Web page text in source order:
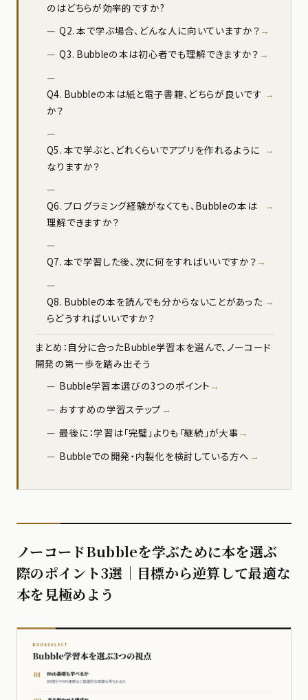
のはどちらが効率的ですか?
Q2. 本で学ぶ場合、どんな人に向いていますか？
Q3. Bubbleの本は初心者でも理解できますか？
Q4. Bubbleの本は紙と電子書籍、どちらが良いです
か？
Q5. 本で学ぶと、どれくらいでアプリを作れるように
なりますか？
Q6. プログラミング経験がなくても、Bubbleの本は
理解できますか？
Q7. 本で学習した後、次に何をすればいいですか？
Q8. Bubbleの本を読んでも分からないことがあった
らどうすればいいですか？
まとめ：自分に合ったBubble学習本を選んで、ノーコード
開発の第一歩を踏み出そう
Bubble学習本選びの3つのポイント
おすすめの学習ステップ
最後に：学習は「完璧」よりも「継続」が大事
Bubbleでの開発・内製化を検討している方へ
ノーコードBubbleを学ぶために本を選ぶ
際のポイント3選｜目標から逆算して最適な
本を見極めよう